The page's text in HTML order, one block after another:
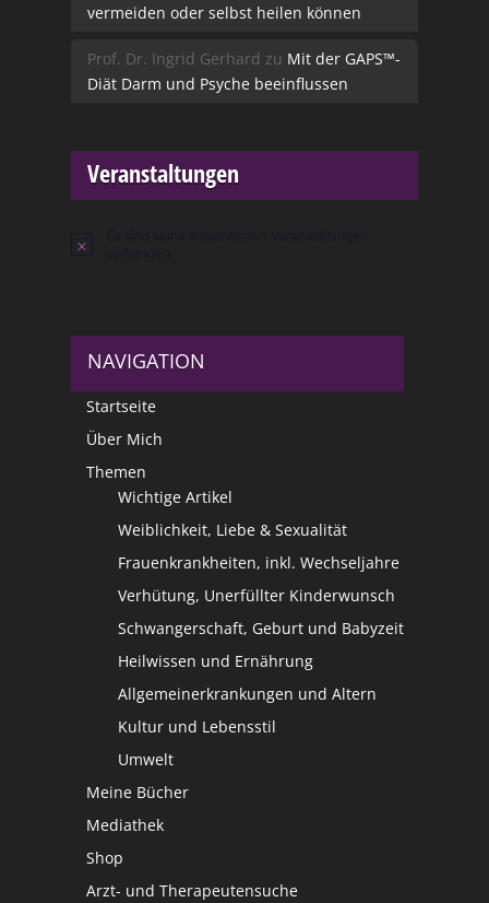
vermeiden oder selbst heilen können
Prof. Dr. Ingrid Gerhard zu Mit der GAPS™-
Diät Darm und Psyche beeinflussen
Veranstaltungen
Hinweis
NAVIGATION
Startseite
Über Mich
Themen
Wichtige Artikel
Weiblichkeit, Liebe & Sexualität
Frauenkrankheiten, inkl. Wechseljahre
Verhütung, Unerfüllter Kinderwunsch
Schwangerschaft, Geburt und Babyzeit
Heilwissen und Ernährung
Allgemeinerkrankungen und Altern
Kultur und Lebensstil
Umwelt
Meine Bücher
Mediathek
Shop
Arzt- und Therapeutensuche